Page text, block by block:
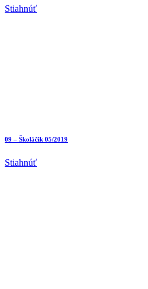
Stiahnúť
09 – Školáčik 05/2019
Stiahnúť